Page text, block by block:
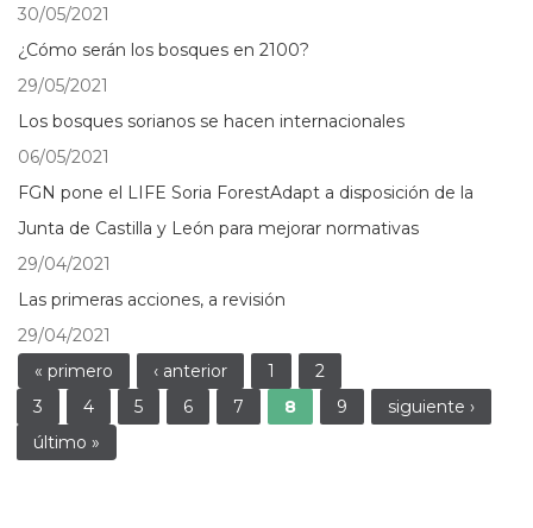
30/05/2021
¿Cómo serán los bosques en 2100?
29/05/2021
Los bosques sorianos se hacen internacionales
06/05/2021
FGN pone el LIFE Soria ForestAdapt a disposición de la
Junta de Castilla y León para mejorar normativas
29/04/2021
Las primeras acciones, a revisión
29/04/2021
Páginas
« primero ‹ anterior 1
2
3
4 5 6 7 8 9
siguiente ›
último »